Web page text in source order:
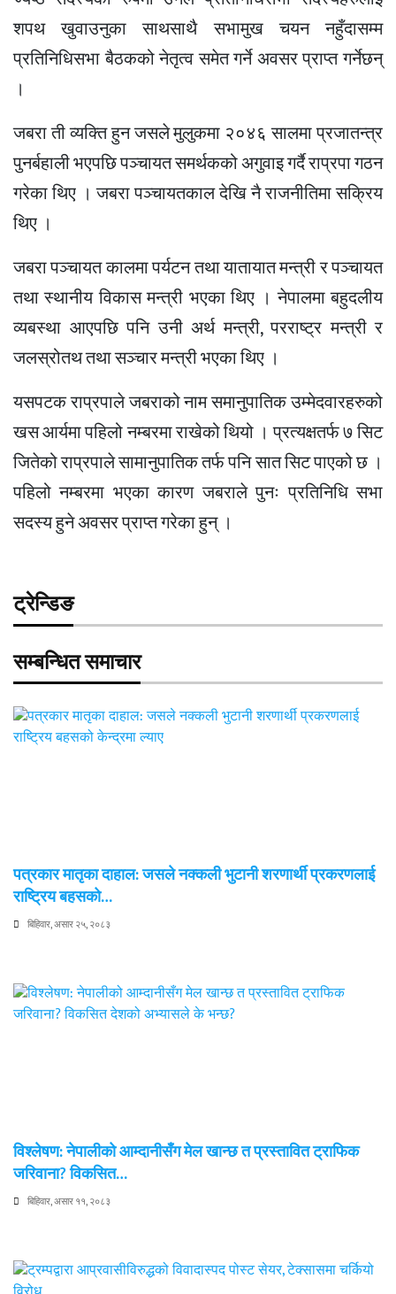
शपथ खुवाउनुका साथसाथै सभामुख चयन नहुँदासम्म
प्रतिनिधिसभा बैठकको नेतृत्व समेत गर्ने अवसर प्राप्त गर्नेछन्
।
जबरा ती व्यक्ति हुन जसले मुलुकमा २०४६ सालमा प्रजातन्त्र
पुनर्बहाली भएपछि पञ्चायत समर्थकको अगुवाइ गर्दै राप्रपा गठन
गरेका थिए । जबरा पञ्चायतकाल देखि नै राजनीतिमा सक्रिय
थिए ।
जबरा पञ्चायत कालमा पर्यटन तथा यातायात मन्त्री र पञ्चायत
तथा स्थानीय विकास मन्त्री भएका थिए । नेपालमा बहुदलीय
व्यबस्था आएपछि पनि उनी अर्थ मन्त्री, परराष्ट्र मन्त्री र
जलस्रोतथ तथा सञ्चार मन्त्री भएका थिए ।
यसपटक राप्रपाले जबराको नाम समानुपातिक उम्मेदवारहरुको
खस आर्यमा पहिलो नम्बरमा राखेको थियो । प्रत्यक्षतर्फ ७ सिट
जितेको राप्रपाले सामानुपातिक तर्फ पनि सात सिट पाएको छ ।
पहिलो नम्बरमा भएका कारण जबराले पुनः प्रतिनिधि सभा
सदस्य हुने अवसर प्राप्त गरेका हुन् ।
ट्रेन्डिङ
सम्बन्धित समाचार
पत्रकार मातृका दाहाल: जसले नक्कली भुटानी शरणार्थी प्रकरणलाई
राष्ट्रिय बहसको…
बिहिवार, असार २५, २०८३
विश्लेषण: नेपालीको आम्दानीसँग मेल खान्छ त प्रस्तावित ट्राफिक
जरिवाना? विकसित…
बिहिवार, असार ११, २०८३